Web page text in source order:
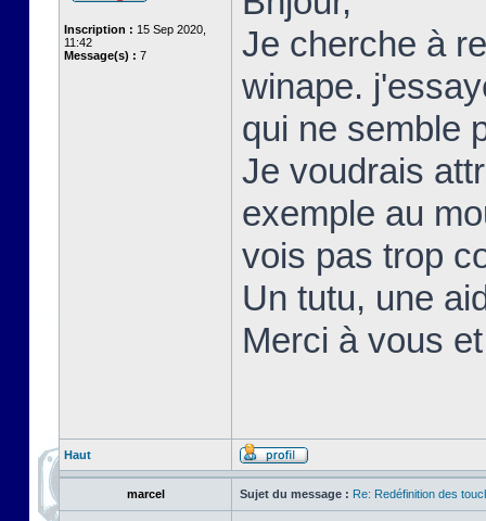
Inscription : 15 Sep 2020,
11:42
Message(s) : 7
Je cherche à
winape.
qui ne semble
Je voudrais
exemple au
vois pas trop
Un tutu, une
Merci à vous
Haut
marcel Sujet du message : Re: Redéfinition des